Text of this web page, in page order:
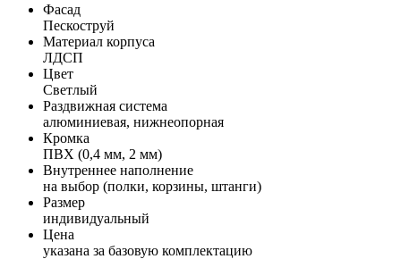
Фасад
Пескоструй
Материал корпуса
ЛДСП
Цвет
Светлый
Раздвижная система
алюминиевая, нижнеопорная
Кромка
ПВХ (0,4 мм, 2 мм)
Внутреннее наполнение
на выбор (полки, корзины, штанги)
Размер
индивидуальный
Цена
указана за базовую комплектацию